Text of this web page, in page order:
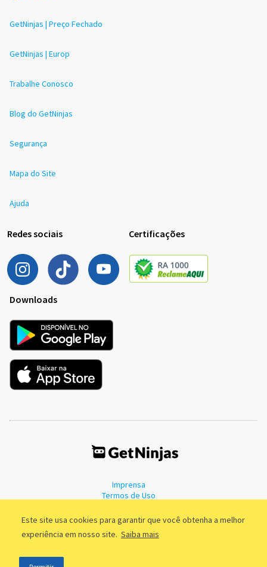
Este site usa cookies para garantir que você obtenha a melhor
experiência em nosso site. Saiba mais
GetNinjas | Preço Fechado
GetNinjas | Europ
Trabalhe Conosco
Blog do GetNinjas
Segurança
Mapa do Site
Ajuda
Redes sociais Certificações
Downloads
Imprensa
Termos de Uso
©2011 - 2026, GetNinjas LTDA. CNPJ 55.744.877/0001-89 - Rua Dr.